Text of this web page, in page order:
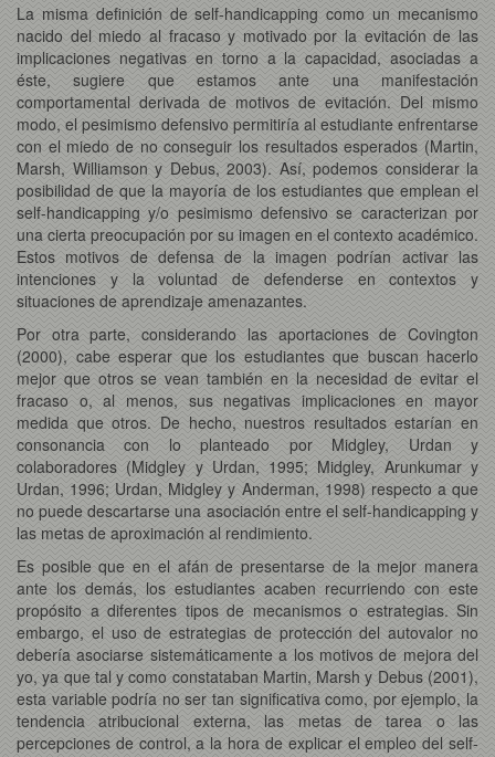
La misma definición de self-handicapping como un mecanismo
nacido del miedo al fracaso y motivado por la evitación de las
implicaciones negativas en torno a la capacidad, asociadas a
éste, sugiere que estamos ante una manifestación
comportamental derivada de motivos de evitación. Del mismo
modo, el pesimismo defensivo permitiría al estudiante enfrentarse
con el miedo de no conseguir los resultados esperados (Martin,
Marsh, Williamson y Debus, 2003). Así, podemos considerar la
posibilidad de que la mayoría de los estudiantes que emplean el
self-handicapping y/o pesimismo defensivo se caracterizan por
una cierta preocupación por su imagen en el contexto académico.
Estos motivos de defensa de la imagen podrían activar las
intenciones y la voluntad de defenderse en contextos y
situaciones de aprendizaje amenazantes.
Por otra parte, considerando las aportaciones de Covington
(2000), cabe esperar que los estudiantes que buscan hacerlo
mejor que otros se vean también en la necesidad de evitar el
fracaso o, al menos, sus negativas implicaciones en mayor
medida que otros. De hecho, nuestros resultados estarían en
consonancia con lo planteado por Midgley, Urdan y
colaboradores (Midgley y Urdan, 1995; Midgley, Arunkumar y
Urdan, 1996; Urdan, Midgley y Anderman, 1998) respecto a que
no puede descartarse una asociación entre el self-handicapping y
las metas de aproximación al rendimiento.
Es posible que en el afán de presentarse de la mejor manera
ante los demás, los estudiantes acaben recurriendo con este
propósito a diferentes tipos de mecanismos o estrategias. Sin
embargo, el uso de estrategias de protección del autovalor no
debería asociarse sistemáticamente a los motivos de mejora del
yo, ya que tal y como constataban Martin, Marsh y Debus (2001),
esta variable podría no ser tan significativa como, por ejemplo, la
tendencia atribucional externa, las metas de tarea o las
percepciones de control, a la hora de explicar el empleo del self-